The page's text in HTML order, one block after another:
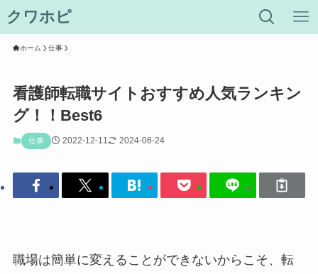
クワホピ
ホーム 仕事
看護師転職サイトおすすめ人気ランキン
グ！！Best6
仕事 2022-12-11 2024-06-24
職場は簡単に変えることができないからこそ、転